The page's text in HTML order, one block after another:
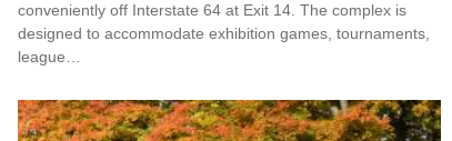
conveniently off Interstate 64 at Exit 14. The complex is
designed to accommodate exhibition games, tournaments,
league…
Read more about The O'Fallon Family Sports Park